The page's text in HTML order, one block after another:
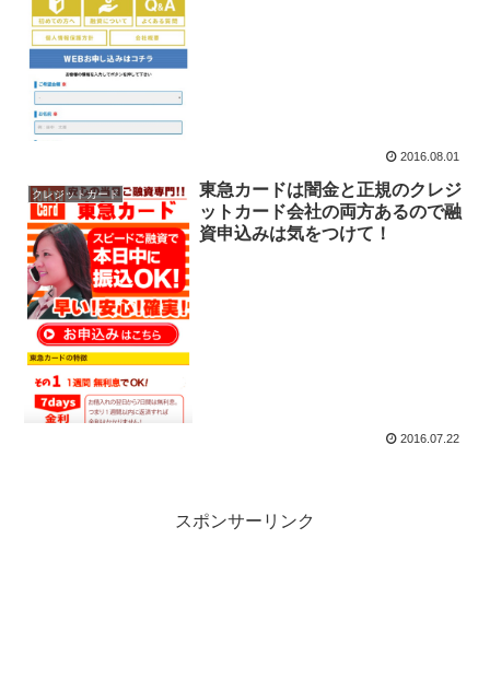
2016.08.01
クレジットカード
東急カードは闇金と正規のクレジ
ットカード会社の両方あるので融
資申込みは気をつけて！
2016.07.22
スポンサーリンク